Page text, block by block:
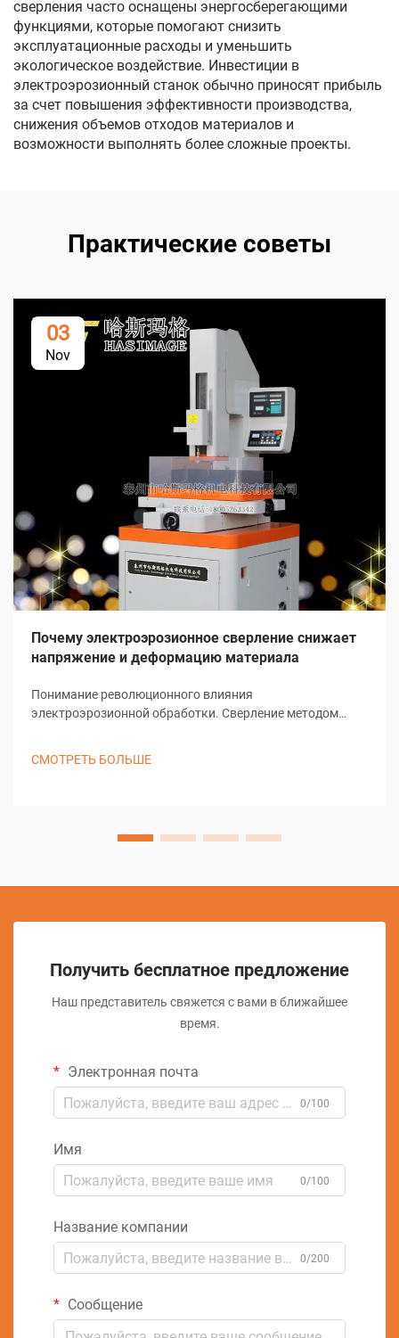
сверления часто оснащены энергосберегающими
функциями, которые помогают снизить
эксплуатационные расходы и уменьшить
экологическое воздействие. Инвестиции в
электроэрозионный станок обычно приносят прибыль
за счет повышения эффективности производства,
снижения объемов отходов материалов и
возможности выполнять более сложные проекты.
Практические советы
03
Nov
Почему электроэрозионное сверление снижает
напряжение и деформацию материала
Понимание революционного влияния
электроэрозионной обработки. Сверление методом
СМОТРЕТЬ БОЛЬШЕ
Получить бесплатное предложение
Наш представитель свяжется с вами в ближайшее
время.
Электронная почта
0/100
Имя
0/100
Название компании
0/200
Сообщение